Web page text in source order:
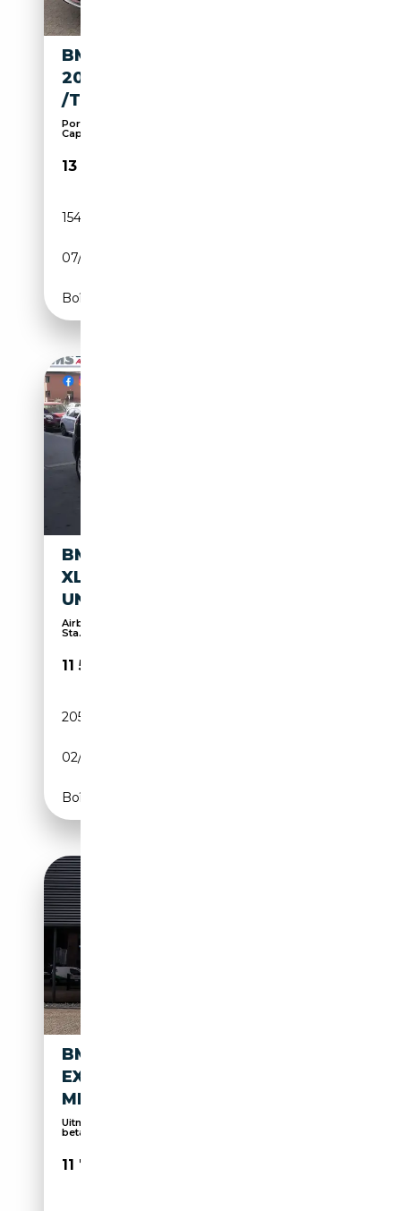
BMW X3 XDRIVE
20D/R*KAMERA/AHK/KEYFREE
/TEMPOMAT/NAVI
Porte-bagages, Sièges chauffants, Bluetooth,
Capte...
13 990€
154 000 km
07/2013
Boîte automatique
BMW X3 BMW X3 XDRIVE20D
XLINE NAVI PROMOZIONE
UNICOPROPRIETARIO
Airbag conducteur, 4x4, Isofix, Phares au LED,
Sta...
11 500€
205 000 km
02/2016
Boîte automatique
BMW X3 XDRIVE28I HIGH
EXECUTIVE TREKHAAK
MEMORY CAMERA CL
Uitmuntende kwaliteit en service voor een
betaalba...
11 749€